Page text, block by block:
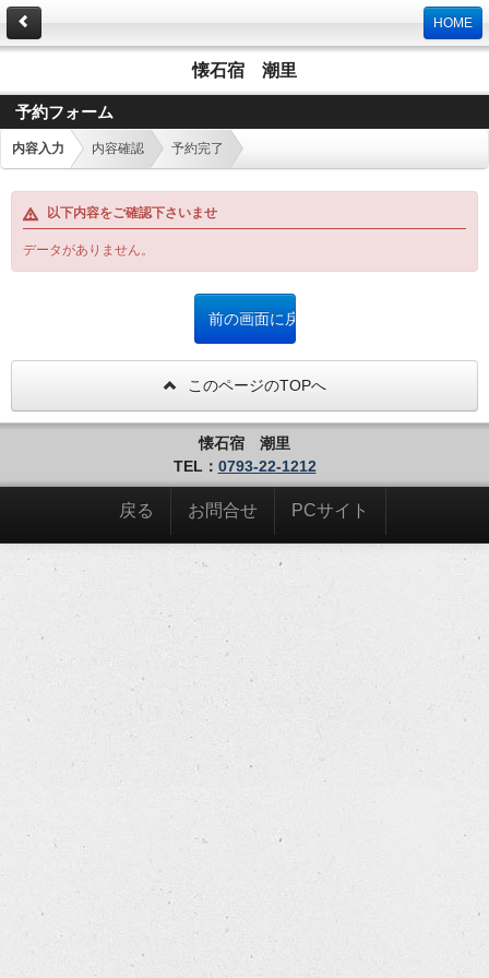
HOME
懐石宿 潮里
予約フォーム
内容入力 内容確認 予約完了
以下内容をご確認下さいませ
データがありません。
このページのTOPへ
懐石宿 潮里
TEL： 0793-22-1212
戻る お問合せ PCサイト